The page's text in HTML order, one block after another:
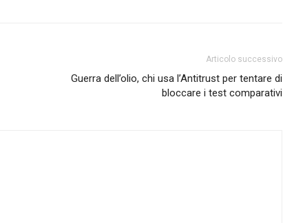
Articolo successivo
Guerra dell’olio, chi usa l’Antitrust per tentare di
bloccare i test comparativi